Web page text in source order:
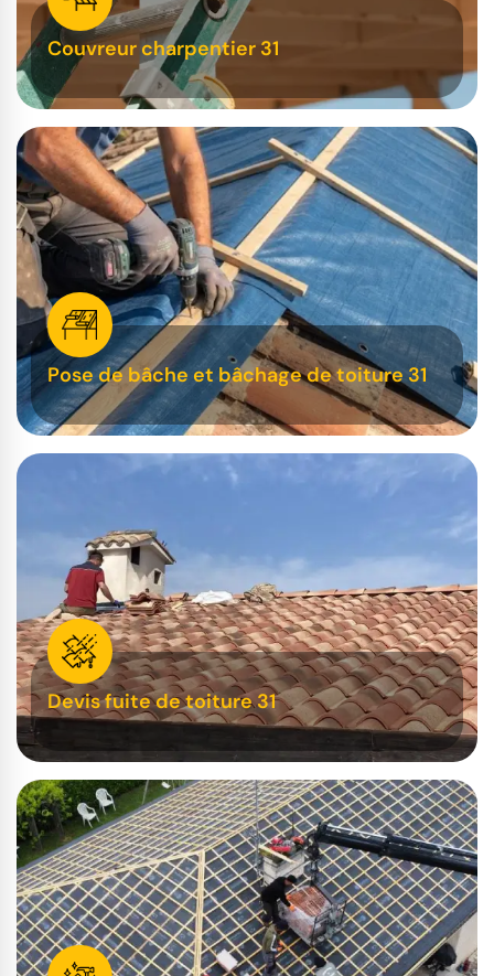
Couvreur charpentier 31
Pose de bâche et bâchage de toiture 31
Devis fuite de toiture 31